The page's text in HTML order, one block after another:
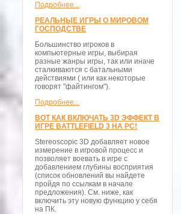
Подробнее...
РЕАЛЬНЫЕ ИГРЫ О МИРОВОМ
ГОСПОДСТВЕ
Большинство игроков в
компьютерные игры, выбирая
разные жанры игры, так или иначе
сталкиваются с батальными
действиями ( или как некоторые
говорят "файтингом").
Подробнее...
ВОТ КАК ВКЛЮЧАТЬ 3D ЭФФЕКТ В
ИГРЕ BATTLEFIELD 3 НА PC!
Stereoscopic 3D добавляет новое
измерение в игровой процесс и
позволяет воевать в игре с
добавлением глубины восприятия
(список обновлений вы найдете
пройдя по ссылкам в начале
предложения). См. ниже, как
включить эту новую функцию у себя
на ПК.